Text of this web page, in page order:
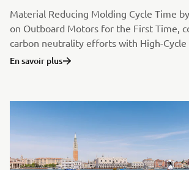
Material Reducing Molding Cycle Time
on Outboard Motors for the First Time,
carbon neutrality efforts with High-Cycle
En savoir plus